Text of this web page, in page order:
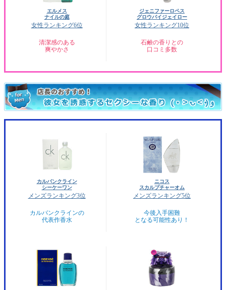
エルメス
ナイルの庭
女性ランキング6位
清潔感のある
爽やかさ
ジェニファーロペス
グロウバイジェイロー
女性ランキング10位
石鹸の香りとの
口コミ多数
カルバンクライン
シーケーワン
メンズランキング3位
カルバンクラインの
代表作香水
ニコス
スカルプチャーオム
メンズランキング5位
今後入手困難
となる可能性あり！